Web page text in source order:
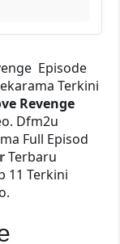
Episode
Terkini
Revenge
Dfm2u
Full Episod
Terbaru
11 Terkini